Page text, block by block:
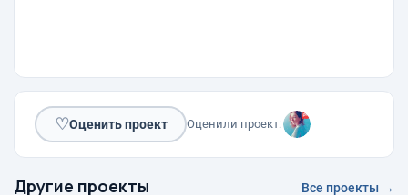
♡Оценить проект Оценили проект:
Другие проекты Все проекты →